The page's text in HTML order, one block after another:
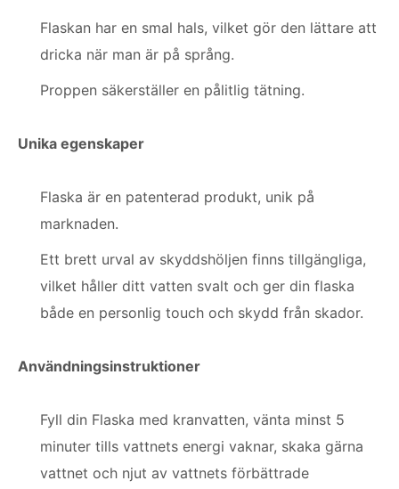
Flaskan har en smal hals, vilket gör den lättare att
dricka när man är på språng.
Proppen säkerställer en pålitlig tätning.
Unika egenskaper
Flaska är en patenterad produkt, unik på
marknaden.
Ett brett urval av skyddshöljen finns tillgängliga,
vilket håller ditt vatten svalt och ger din flaska
både en personlig touch och skydd från skador.
Användningsinstruktioner
Fyll din Flaska med kranvatten, vänta minst 5
minuter tills vattnets energi vaknar, skaka gärna
vattnet och njut av vattnets förbättrade